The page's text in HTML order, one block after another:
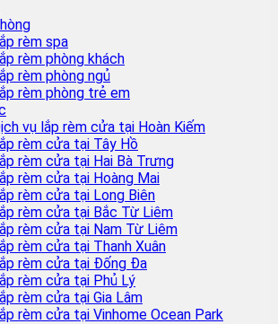
rèm spa
rèm phòng khách
rèm phòng ngủ
rèm phòng trẻ em
vụ lắp rèm cửa tại Hoàn Kiếm
rèm cửa tại Tây Hồ
rèm cửa tại Hai Bà Trưng
rèm cửa tại Hoàng Mai
rèm cửa tại Long Biên
rèm cửa tại Bắc Từ Liêm
rèm cửa tại Nam Từ Liêm
rèm cửa tại Thanh Xuân
rèm cửa tại Đống Đa
rèm cửa tại Phủ Lý
rèm cửa tại Gia Lâm
rèm cửa tại Vinhome Ocean Park